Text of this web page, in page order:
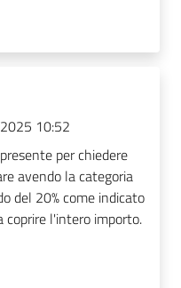
10:52
per chiedere
avendo la categoria
del 20% come indicato
coprire l'intero importo.